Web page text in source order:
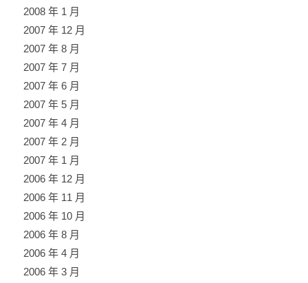
2008 年 1 月
2007 年 12 月
2007 年 8 月
2007 年 7 月
2007 年 6 月
2007 年 5 月
2007 年 4 月
2007 年 2 月
2007 年 1 月
2006 年 12 月
2006 年 11 月
2006 年 10 月
2006 年 8 月
2006 年 4 月
2006 年 3 月